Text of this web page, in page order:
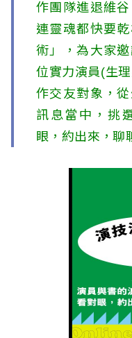
i
作團隊進退維
連靈魂都快要
術」，為大家
位實力演員(生
作交友對象，
訊息當中，挑
眼，約出來，聊